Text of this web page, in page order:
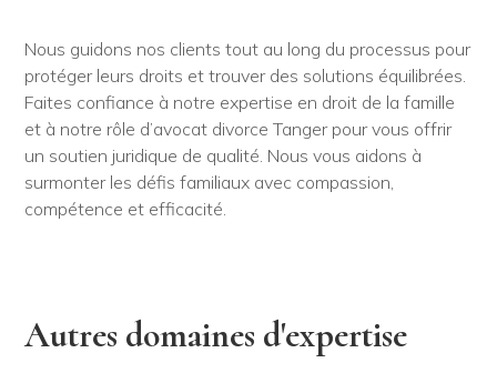
Nous guidons nos clients tout au long du processus pour
protéger leurs droits et trouver des solutions équilibrées.
Faites confiance à notre expertise en droit de la famille
et à notre rôle d’avocat divorce Tanger pour vous offrir
un soutien juridique de qualité. Nous vous aidons à
surmonter les défis familiaux avec compassion,
compétence et efficacité.
Autres domaines d'expertise